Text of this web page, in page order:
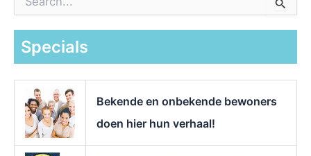
a
Specials
Bekende en onbekende bewoners
doen hier hun verhaal!